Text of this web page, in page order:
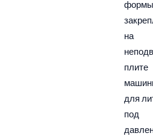
на
плите
для
под